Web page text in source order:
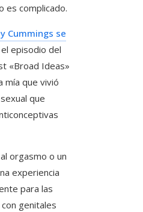
es complicado.
Cummings se
el episodio del
«Broad Ideas»
mía que vivió
que
orgasmo o un
experiencia
para las
genitales